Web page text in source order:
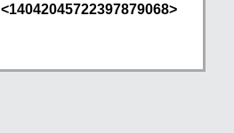
<14042045722397879068>